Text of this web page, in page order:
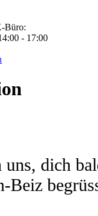
Büro:
- 17:00
uns, dich
Beiz